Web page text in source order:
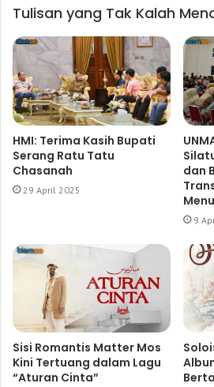
Tulisan yang Tak Kalah
HMI: Terima Kasih Bupati
Serang Ratu Tatu
Chasanah
29 April 2025
dan
9
Sisi Romantis Matter Mos
Kini Tertuang dalam Lagu
“Aturan Cinta”